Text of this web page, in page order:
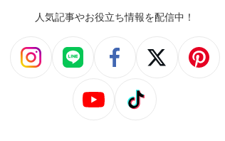
人気記事やお役立ち情報を配信中！